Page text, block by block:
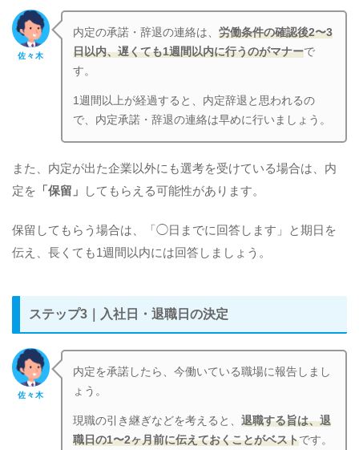
佐々木
内定の承諾・辞退の連絡は、労働条件の確認後2〜3
日以内、遅くても1週間以内に行うのがマナーで
す。
1週間以上が経過すると、内定辞退と思われるの
で、内定承諾・辞退の連絡は早めに行いましょう。
また、内定が出た企業以外にも選考を受けている場合は、内
定を 「保留」 してもらえる可能性があります。
保留してもらう場合は、「◯日までに回答します」と期日を
伝え、長くても1週間以内には回答しましょう。
ステップ3｜入社日・退職日の決定
佐々木
内定を承諾したら、今働いている職場に報告しまし
ょう。
現職の引き継ぎなどを考えると、退職する旨は、退
職日の1〜2ヶ月前に伝えておくことがベストです。